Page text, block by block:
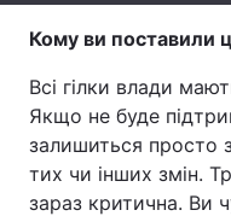
Кому ви поставили
Всі гілки влади
Якщо не буде
залишиться просто
тих чи інших змін.
зараз критична. Ви